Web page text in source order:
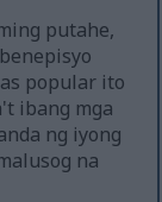
putahe,
popular ito
ibang mga
ng iyong
na